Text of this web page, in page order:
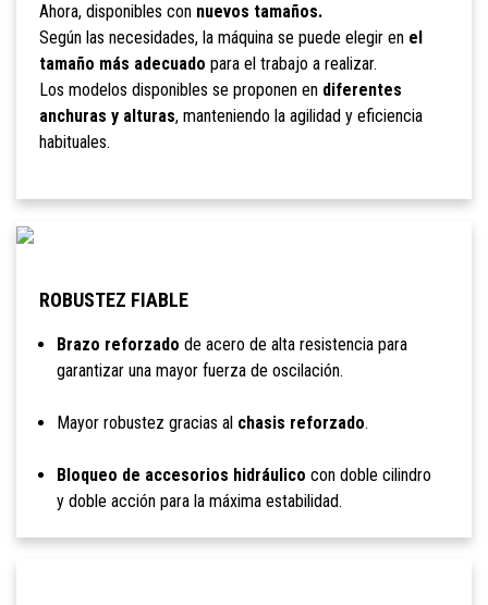
Ahora, disponibles con nuevos tamaños.
Según las necesidades, la máquina se puede elegir en el
tamaño más adecuado para el trabajo a realizar.
Los modelos disponibles se proponen en diferentes
anchuras y alturas, manteniendo la agilidad y eficiencia
habituales.
ROBUSTEZ FIABLE
Brazo reforzado de acero de alta resistencia para
garantizar una mayor fuerza de oscilación.
Mayor robustez gracias al chasis reforzado.
Bloqueo de accesorios hidráulico con doble cilindro
y doble acción para la máxima estabilidad.